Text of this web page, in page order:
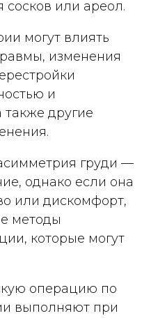
или ареол.
могут влиять
изменения
и
другие
груди —
однако если она
или дискомфорт,
методы
которые могут
операцию по
выполняют при